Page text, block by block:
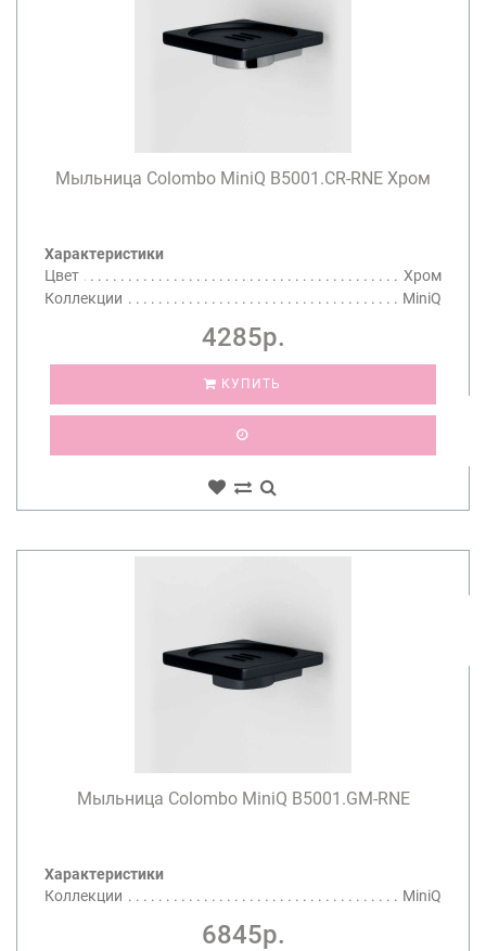
Мыльница Colombo MiniQ B5001.CR-RNE Хром
Характеристики
Цвет
Хром
Коллекции
MiniQ
4285р.
КУПИТЬ
Мыльница Colombo MiniQ B5001.GM-RNE
Характеристики
Коллекции
MiniQ
6845р.